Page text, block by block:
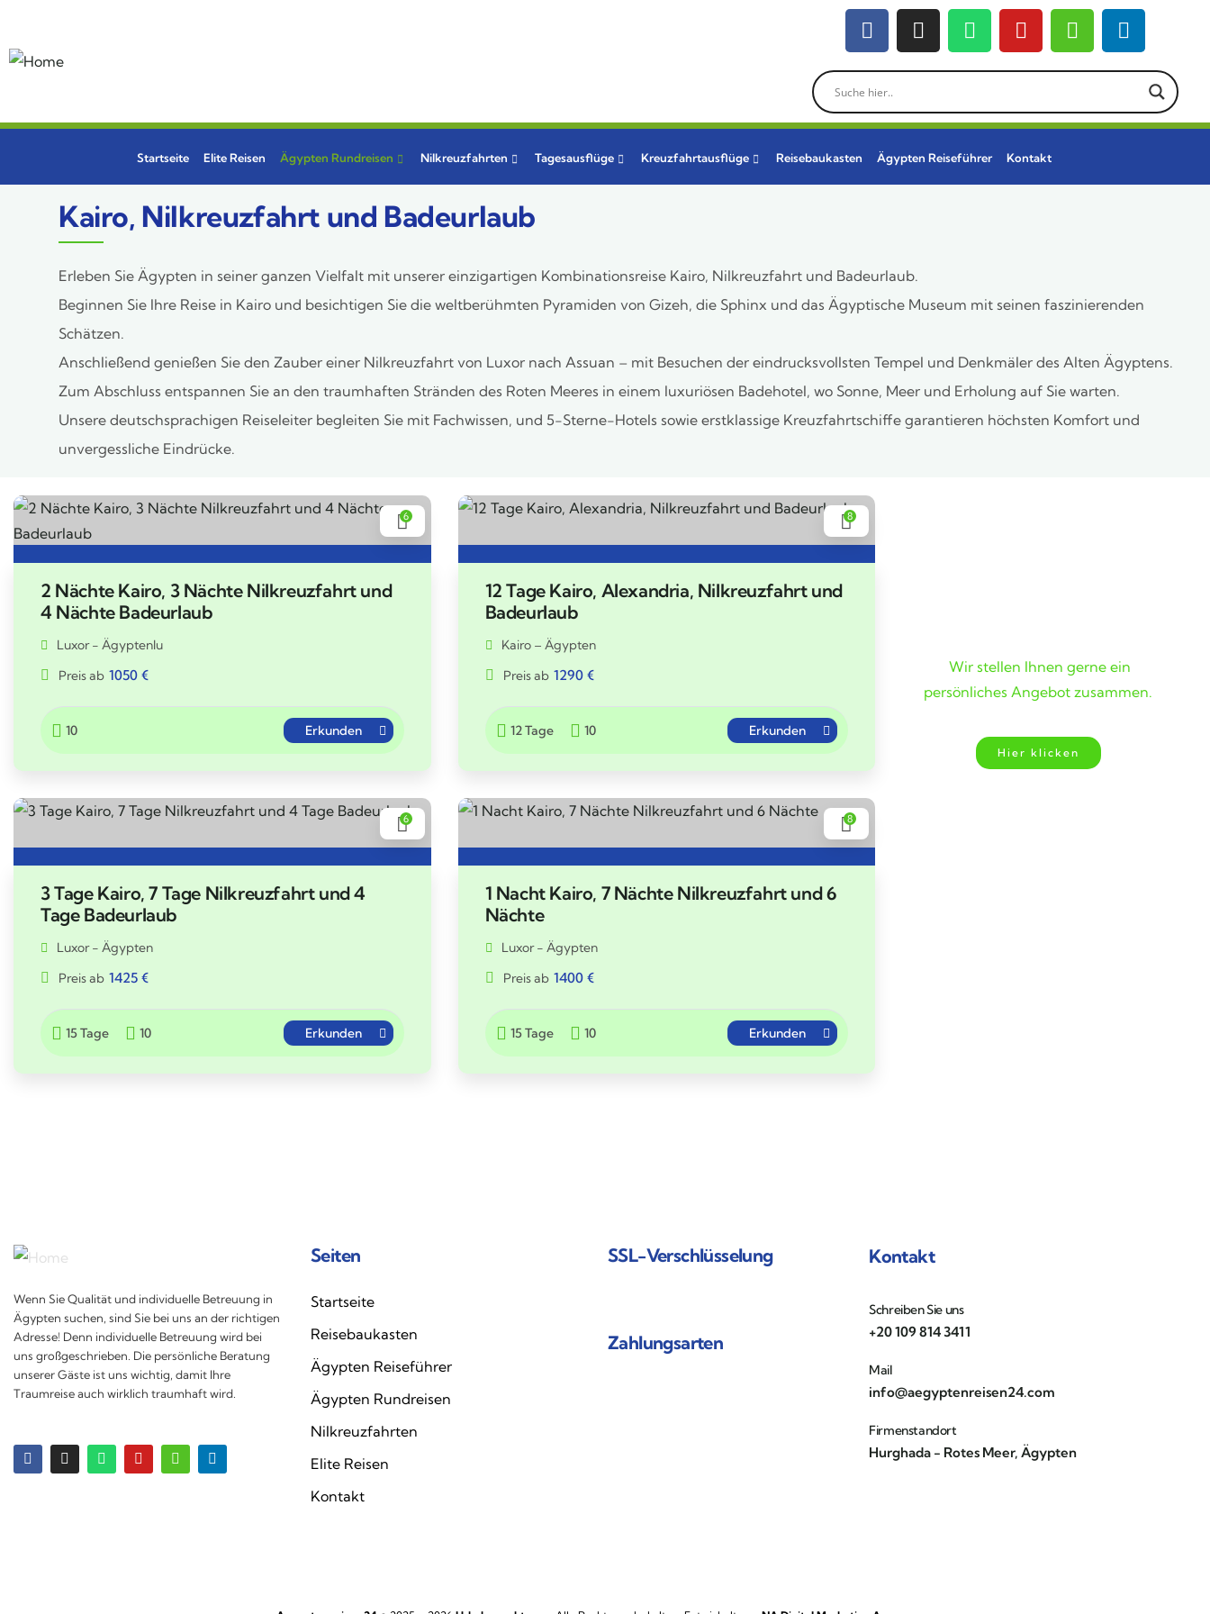
Startseite Elite Reisen Ägypten Rundreisen Nilkreuzfahrten Tagesausflüge Kreuzfahrtausflüge Reisebaukasten Ägypten Reiseführer Kontakt
Kairo, Nilkreuzfahrt und Badeurlaub
Erleben Sie Ägypten in seiner ganzen Vielfalt mit unserer einzigartigen Kombinationsreise Kairo, Nilkreuzfahrt und Badeurlaub.
Beginnen Sie Ihre Reise in Kairo und besichtigen Sie die weltberühmten Pyramiden von Gizeh, die Sphinx und das Ägyptische Museum mit seinen faszinierenden
Schätzen.
Anschließend genießen Sie den Zauber einer Nilkreuzfahrt von Luxor nach Assuan – mit Besuchen der eindrucksvollsten Tempel und Denkmäler des Alten Ägyptens.
Zum Abschluss entspannen Sie an den traumhaften Stränden des Roten Meeres in einem luxuriösen Badehotel, wo Sonne, Meer und Erholung auf Sie warten.
Unsere deutschsprachigen Reiseleiter begleiten Sie mit Fachwissen, und 5-Sterne-Hotels sowie erstklassige Kreuzfahrtschiffe garantieren höchsten Komfort und
unvergessliche Eindrücke.
6
2 Nächte Kairo, 3 Nächte Nilkreuzfahrt und
4 Nächte Badeurlaub
Luxor - Ägyptenlu
Preis ab 1050 €
10 Erkunden
8
12 Tage Kairo, Alexandria, Nilkreuzfahrt und
Badeurlaub
Kairo – Ägypten
Preis ab 1290 €
12 Tage 10 Erkunden
6
3 Tage Kairo, 7 Tage Nilkreuzfahrt und 4
Tage Badeurlaub
Luxor - Ägypten
Preis ab 1425 €
15 Tage 10 Erkunden
8
1 Nacht Kairo, 7 Nächte Nilkreuzfahrt und 6
Nächte
Luxor - Ägypten
Preis ab 1400 €
15 Tage 10 Erkunden
Wir stellen Ihnen gerne ein
persönliches Angebot zusammen.
Hier klicken
Wenn Sie Qualität und individuelle Betreuung in
Ägypten suchen, sind Sie bei uns an der richtigen
Adresse! Denn individuelle Betreuung wird bei
uns großgeschrieben. Die persönliche Beratung
unserer Gäste ist uns wichtig, damit Ihre
Traumreise auch wirklich traumhaft wird.
Seiten
Startseite
Reisebaukasten
Ägypten Reiseführer
Ägypten Rundreisen
Nilkreuzfahrten
Elite Reisen
Kontakt
SSL-Verschlüsselung
Zahlungsarten
Kontakt
Schreiben Sie uns
+20 109 814 3411
Mail
info@aegyptenreisen24.com
Firmenstandort
Hurghada - Rotes Meer, Ägypten